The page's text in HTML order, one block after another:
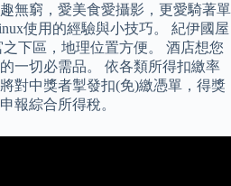
無窮，愛美食愛攝影，更愛騎著單
使用的經驗與小技巧。 紀伊國屋
下區，地理位置方便。 酒店想您
一切必需品。 依各類所得扣繳率
對中獎者掣發扣(免)繳憑單，得獎
報綜合所得稅。